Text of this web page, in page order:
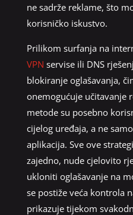
ne sadrže reklame, što
korisničko iskustvo.
Prilikom surfanja na
VPN servise ili DNS
blokiranje oglašavanja,
onemogućuje učitavanje
metode su posebno
cijelog uređaja, a ne
aplikacija. Sve ove
zajedno, nude cjelovito
ukloniti oglašavanje na
se postiže veća kontrola
prikazuje tijekom